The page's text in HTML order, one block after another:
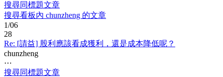
搜尋同標題文章
搜尋看板內 chunzheng 的文章
1/06
28
Re: [請益] 股利應該看成獲利，還是成本降低呢？
chunzheng
⋯
搜尋同標題文章